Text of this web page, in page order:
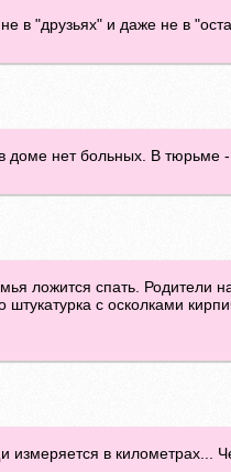
в "друзьях" и даже не в
доме нет больных. В тюрьме
ложится спать. Родители
штукатурка с осколками
измеряется в километрах...